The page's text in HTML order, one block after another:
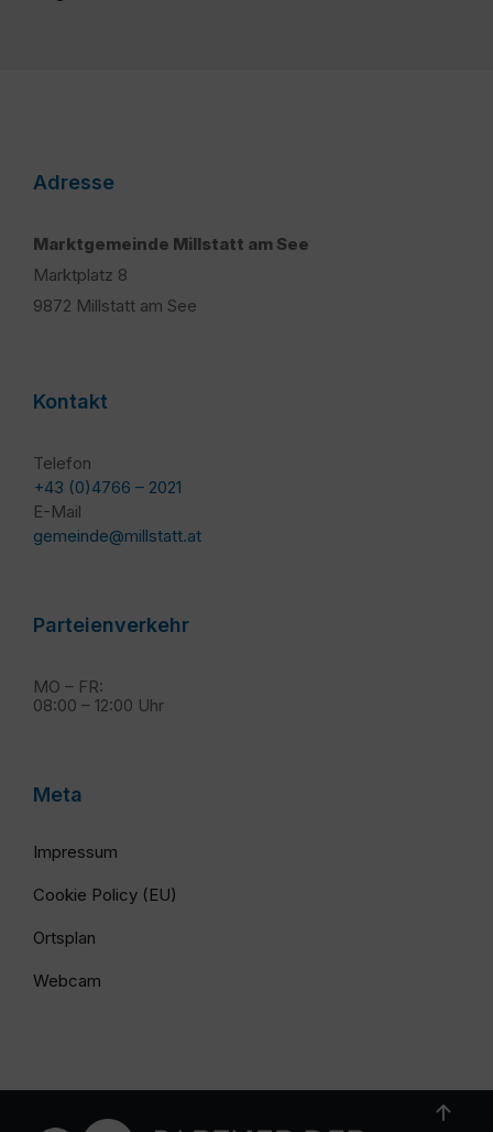
Adresse
Marktgemeinde Millstatt am See
Marktplatz 8
9872 Millstatt am See
Kontakt
Telefon
+43 (0)4766 – 2021
E-Mail
gemeinde@millstatt.at
Parteienverkehr
MO – FR:
08:00 – 12:00 Uhr
Meta
Impressum
Cookie Policy (EU)
Ortsplan
Webcam